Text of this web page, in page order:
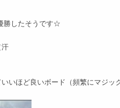
勝したそうです☆
汗
いほど良いボード（頻繁にマジッ